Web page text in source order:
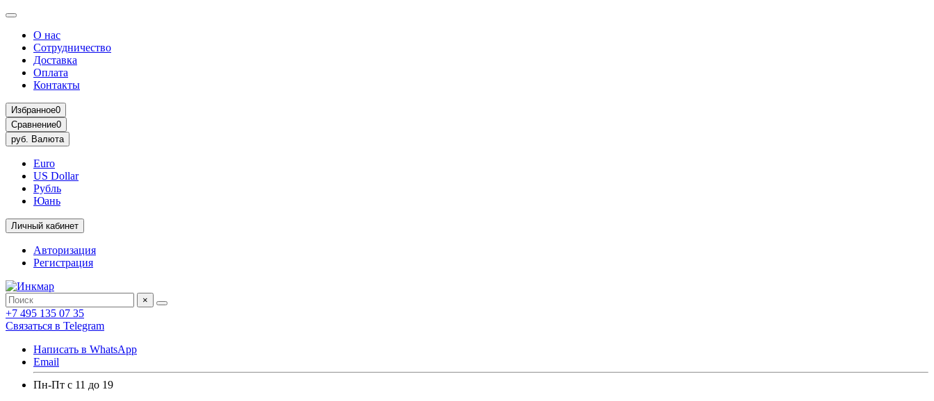
О нас
Сотрудничество
Доставка
Оплата
Контакты
Избранное0
Сравнение0
руб. Валюта
Euro
US Dollar
Рубль
Юань
Личный кабинет
Авторизация
Регистрация
×
+7 495 135 07 35
Связаться в Telegram
Написать в WhatsApp
Email
Пн-Пт с 11 до 19